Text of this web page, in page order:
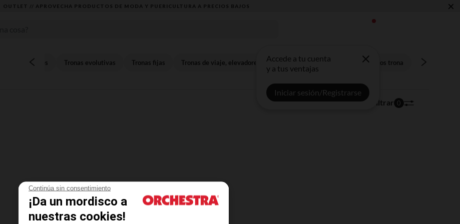
Continúa sin consentimiento
¡Da un mordisco a
nuestras cookies!
OUTLET // APROVECHA PRODUCTOS DE MODA Y PUERICULTURA A PRECIOS BAJOS ×
Accede a tu cuenta
y a tus ventajas
Iniciar sesión/Registrarse
Tronas ajustables Tronas evolutivas Tronas fijas Tronas de viaje, elevadores Torres de aprendizaje Accesorios trona
1 artículosOrdenar | Filtrar 0